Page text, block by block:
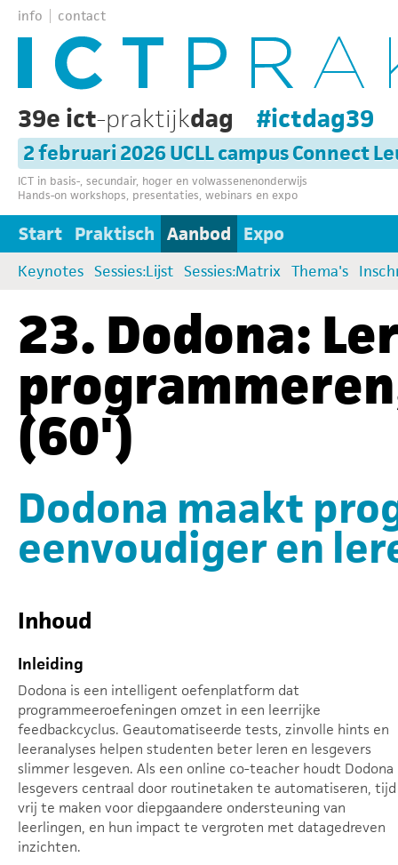
info contact
39e ict-praktijkdag #ictdag39
2 februari 2026 UCLL campus Connect
ICT in basis-, secundair, hoger en volwassenenonderwijs
Hands-on workshops, presentaties, webinars en expo
Start Praktisch Aanbod Expo
Keynotes Sessies:Lijst Sessies:Matrix Thema's
23. Dodona:
(60')
Dodona maakt
eenvoudiger en
Inhoud
Inleiding
Dodona is een intelligent oefenplatform dat
programmeeroefeningen omzet in een leerrijke
feedbackcyclus. Geautomatiseerde tests, zinvolle hints en
leeranalyses helpen studenten beter leren en lesgevers
slimmer lesgeven. Als een online co-teacher houdt Dodona
lesgevers centraal door routinetaken te automatiseren, tijd
vrij te maken voor diepgaandere ondersteuning van
leerlingen, en hun impact te vergroten met datagedreven
inzichten.